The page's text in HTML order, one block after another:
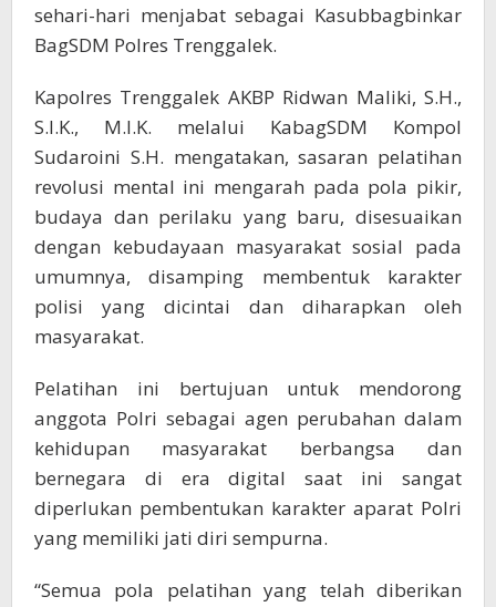
sehari-hari menjabat sebagai Kasubbagbinkar
BagSDM Polres Trenggalek.
Kapolres Trenggalek AKBP Ridwan Maliki, S.H.,
S.I.K., M.I.K. melalui KabagSDM Kompol
Sudaroini S.H. mengatakan, sasaran pelatihan
revolusi mental ini mengarah pada pola pikir,
budaya dan perilaku yang baru, disesuaikan
dengan kebudayaan masyarakat sosial pada
umumnya, disamping membentuk karakter
polisi yang dicintai dan diharapkan oleh
masyarakat.
Pelatihan ini bertujuan untuk mendorong
anggota Polri sebagai agen perubahan dalam
kehidupan masyarakat berbangsa dan
bernegara di era digital saat ini sangat
diperlukan pembentukan karakter aparat Polri
yang memiliki jati diri sempurna.
“Semua pola pelatihan yang telah diberikan